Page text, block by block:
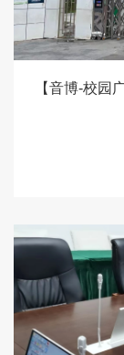
【音博-校园